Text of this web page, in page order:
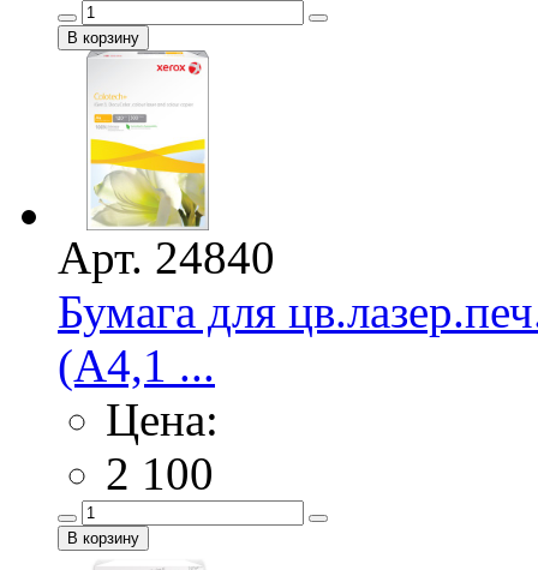
Арт. 24840
Бумага для
(А4,1 ...
Цена:
2 100